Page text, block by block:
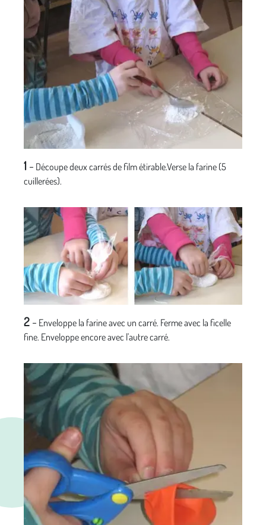
1- Découpe deux carrés de film étirable.Verse la farine (5
cuillerées).
2- Enveloppe la farine avec un carré. Ferme avec la ficelle
fine. Enveloppe encore avec l'autre carré.